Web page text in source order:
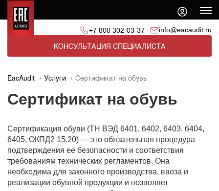
+7 800 302-03-37 info@eacaudit.ru
КОНСУЛЬТАЦИЯ СПЕЦИАЛИСТА
EacAudit Услуги Сертификат на обувь
Сертификат на обувь
Сертификация обуви (ТН ВЭД 6401, 6402, 6403, 6404,
6405, ОКПД2 15.20) — это обязательная процедура
подтверждения ее безопасности и соответствия
требованиям технических регламентов. Она
необходима для законного производства, ввоза и
реализации обувной продукции и позволяет